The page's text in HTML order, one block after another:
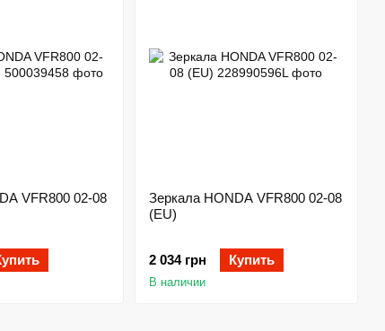
VFR800 02-08
Зеркала HONDA VFR800 02-08
(EU)
2 034 грн Купить
В наличии